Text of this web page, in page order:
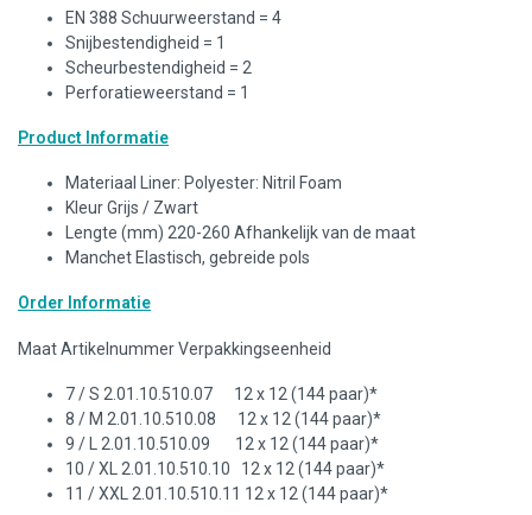
EN 388 Schuurweerstand = 4
Snijbestendigheid = 1
Scheurbestendigheid = 2
Perforatieweerstand = 1
Product Informatie
Materiaal Liner: Polyester: Nitril Foam
Kleur Grijs / Zwart
Lengte (mm) 220-260 Afhankelijk van de maat
Manchet Elastisch, gebreide pols
Order Informatie
Maat Artikelnummer Verpakkingseenheid
7 / S 2.01.10.510.07 12 x 12 (144 paar)*
8 / M 2.01.10.510.08 12 x 12 (144 paar)*
9 / L 2.01.10.510.09 12 x 12 (144 paar)*
10 / XL 2.01.10.510.10 12 x 12 (144 paar)*
11 / XXL 2.01.10.510.11 12 x 12 (144 paar)*